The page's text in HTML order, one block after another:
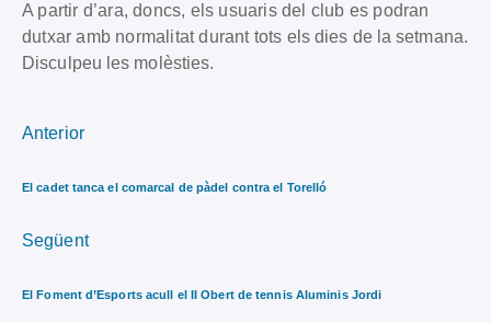
A partir d’ara, doncs, els usuaris del club es podran
dutxar amb normalitat durant tots els dies de la setmana.
Disculpeu les molèsties.
Anterior
El cadet tanca el comarcal de pàdel contra el Torelló
Següent
El Foment d’Esports acull el II Obert de tennis Aluminis Jordi